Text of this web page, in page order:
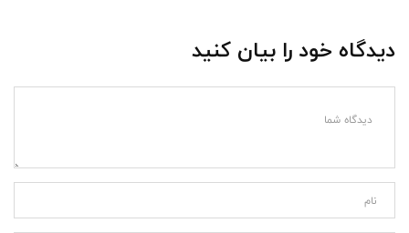
دیدگاه خود را بیان کنید